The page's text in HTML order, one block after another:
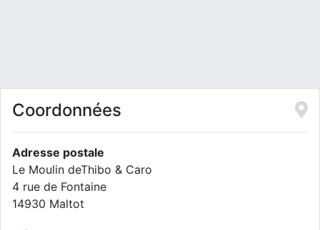
Coordonnées
Adresse postale
Le Moulin deThibo & Caro
4 rue de Fontaine
14930 Maltot